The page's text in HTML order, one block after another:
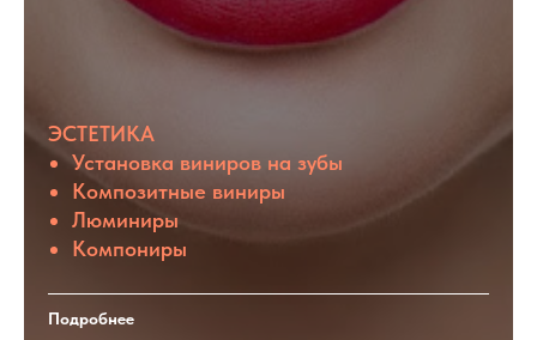
ЭСТЕТИКА
Установка виниров на зубы
Композитные виниры
Люминиры
Компониры
Подробнее